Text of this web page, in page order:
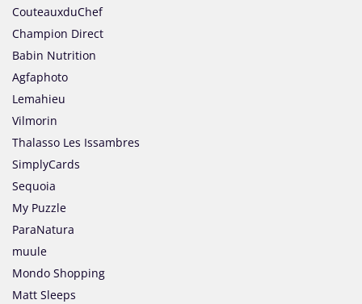
CouteauxduChef
Champion Direct
Babin Nutrition
Agfaphoto
Lemahieu
Vilmorin
Thalasso Les Issambres
SimplyCards
Sequoia
My Puzzle
ParaNatura
muule
Mondo Shopping
Matt Sleeps